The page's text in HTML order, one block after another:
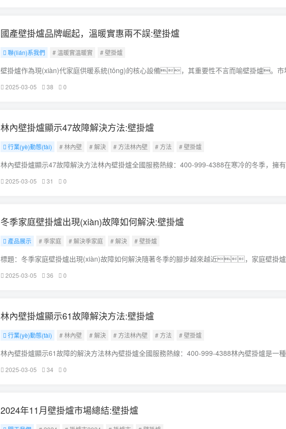
國產壁掛爐品牌崛起，溫暖實惠兩不誤:壁掛爐
聯(lián)系我們 # 溫暖實溫暖實 # 壁掛爐
壁掛爐作為現(xiàn)代家庭供暖系統(tǒng)的核心設備，其重要性不言而喻壁掛爐。市
牌壁掛爐。進口品牌憑借先進技術和長期積累的口碑，在市
2025-03-05 38 0
林內壁掛爐顯示47故障解決方法:壁掛爐
行業(yè)動態(tài) # 林內壁 # 解決 # 方法林內壁 # 方法 # 壁掛爐
林內壁掛爐顯示47故障解決方法林內壁掛爐全國服務熱線：400-999-4388在寒冷的冬季，擁
到各種各樣的技術問題，
2025-03-05 31 0
冬季家庭壁掛爐出現(xiàn)故障如何解決:壁掛爐
產品展示 # 季家庭 # 解決季家庭 # 解決 # 壁掛爐
標題：冬季家庭壁掛爐出現(xiàn)故障如何解決隨著冬季的腳步越來越近，家庭壁掛
過程中難免會遇到一些故障問題，這時候，掌握一些基本的
2025-03-05 36 0
林內壁掛爐顯示61故障解決方法:壁掛爐
行業(yè)動態(tài) # 林內壁 # 解決 # 方法林內壁 # 方法 # 壁掛爐
林內壁掛爐顯示61故障的解決方法林內壁掛爐全國服務熱線：400-999-4388林內壁掛爐是一
各種故障，其中顯示6
2025-03-05 34 0
2024年11月壁掛爐市場總結:壁掛爐